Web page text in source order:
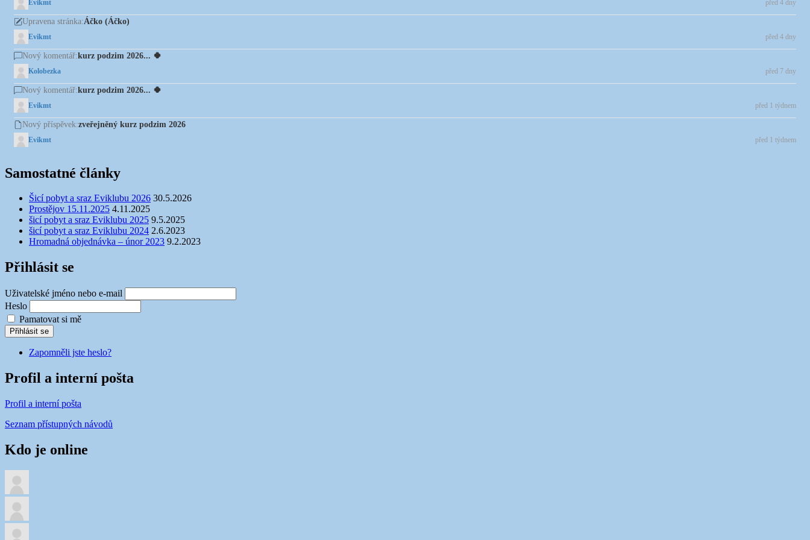
Evikmt před 4 dny
Upravena stránka:Áčko (Áčko)
Evikmt před 4 dny
Nový komentář:kurz podzim 2026... 🍀
Kolobezka před 7 dny
Nový komentář:kurz podzim 2026... 🍀
Evikmt před 1 týdnem
Nový příspěvek:zveřejněný kurz podzim 2026
Evikmt před 1 týdnem
Samostatné články
Šicí pobyt a sraz Eviklubu 2026 30.5.2026
Prostějov 15.11.2025 4.11.2025
šicí pobyt a sraz Eviklubu 2025 9.5.2025
šicí pobyt a sraz Eviklubu 2024 2.6.2023
Hromadná objednávka – únor 2023 9.2.2023
Přihlásit se
Uživatelské jméno nebo e-mail
Heslo
Pamatovat si mě
Přihlásit se
Zapomněli jste heslo?
Profil a interní pošta
Profil a interní pošta
Seznam přístupných návodů
Kdo je online